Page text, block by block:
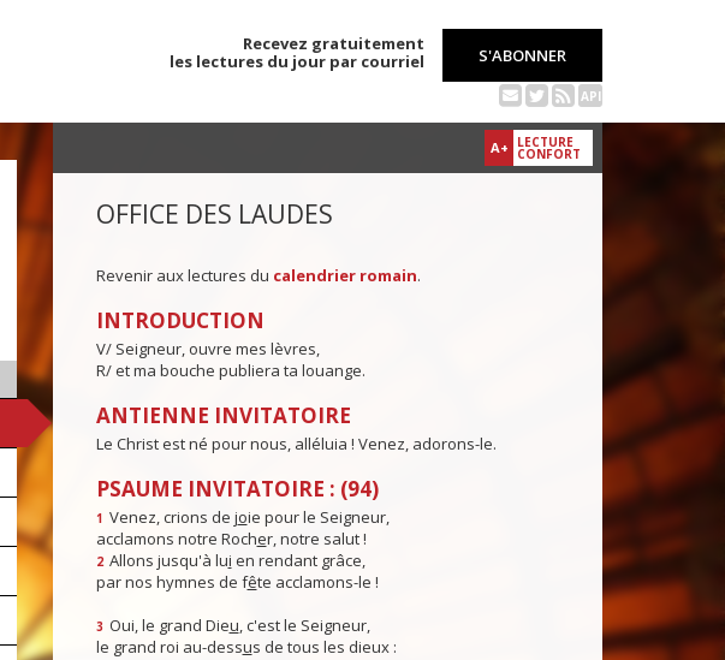
Recevez gratuitement
les lectures du jour par courriel
S'ABONNER
API
A+ LECTURE
CONFORT
OFFICE DES LAUDES
Revenir aux lectures du calendrier romain.
INTRODUCTION
V/ Seigneur, ouvre mes lèvres,
R/ et ma bouche publiera ta louange.
ANTIENNE INVITATOIRE
Le Christ est né pour nous, alléluia ! Venez, adorons-le.
PSAUME INVITATOIRE : (94)
1 Venez, crions de joie pour le Seigneur,
acclamons notre Rocher, notre salut !
2 Allons jusqu'à lui en rendant grâce,
par nos hymnes de fête acclamons-le !
3 Oui, le grand Dieu, c'est le Seigneur,
le grand roi au-dessus de tous les dieux :